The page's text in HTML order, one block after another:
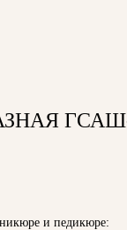
и педикюре: